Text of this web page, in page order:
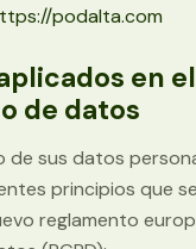
podalta.com
en el
de datos
de sus datos
principios que
reglamento